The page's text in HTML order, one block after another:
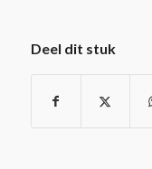
Deel dit stuk